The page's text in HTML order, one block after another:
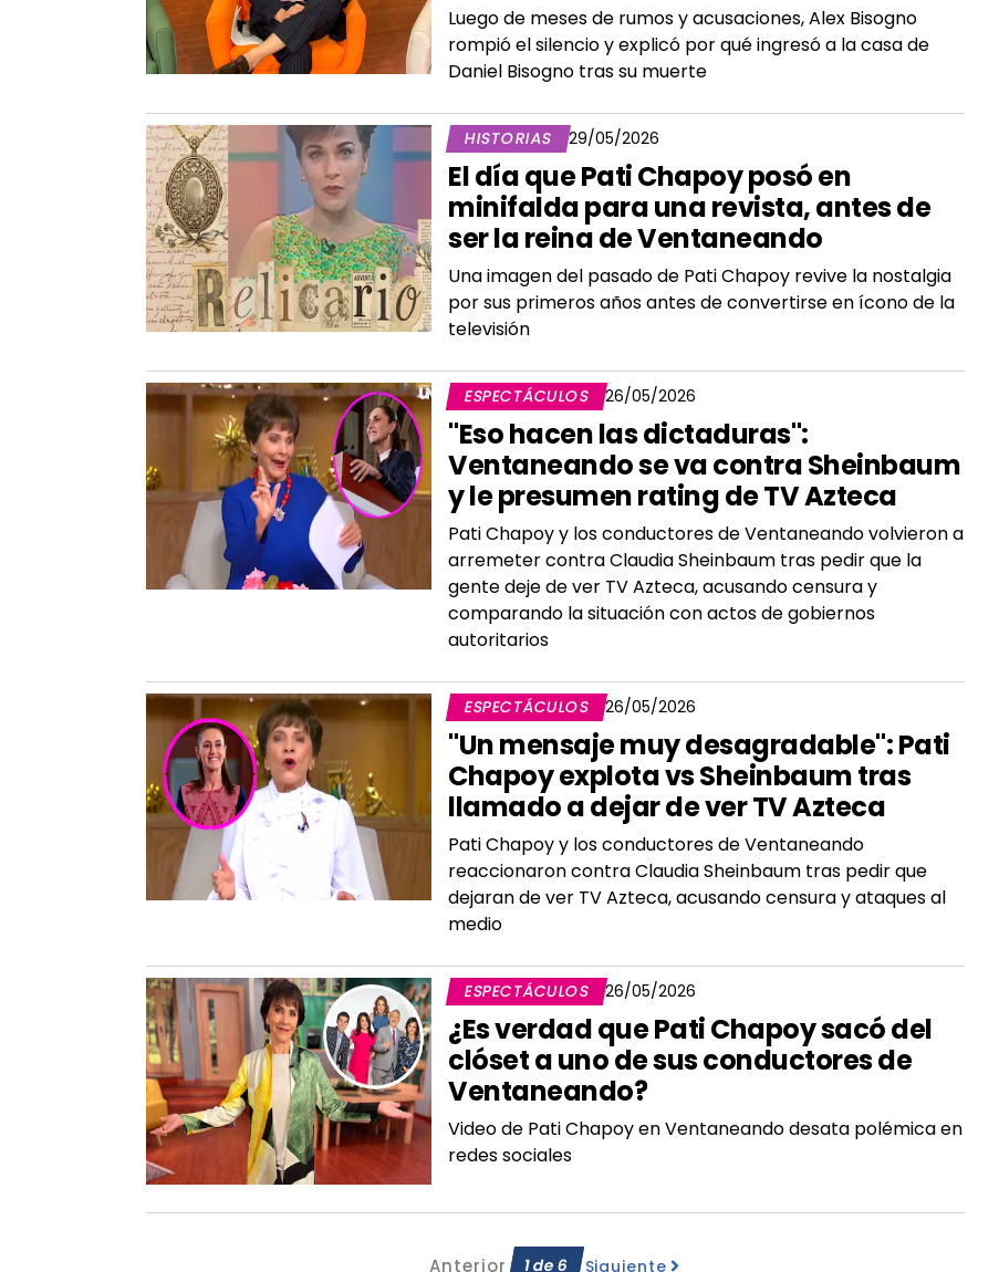
Luego de meses de rumos y acusaciones, Alex Bisogno
rompió el silencio y explicó por qué ingresó a la casa de
Daniel Bisogno tras su muerte
HISTORIAS 29/05/2026
El día que Pati Chapoy posó en
minifalda para una revista, antes de
ser la reina de Ventaneando
Una imagen del pasado de Pati Chapoy revive la nostalgia
por sus primeros años antes de convertirse en ícono de la
televisión
ESPECTÁCULOS 26/05/2026
"Eso hacen las dictaduras":
Ventaneando se va contra Sheinbaum
y le presumen rating de TV Azteca
Pati Chapoy y los conductores de Ventaneando volvieron a
arremeter contra Claudia Sheinbaum tras pedir que la
gente deje de ver TV Azteca, acusando censura y
comparando la situación con actos de gobiernos
autoritarios
ESPECTÁCULOS 26/05/2026
"Un mensaje muy desagradable": Pati
Chapoy explota vs Sheinbaum tras
llamado a dejar de ver TV Azteca
Pati Chapoy y los conductores de Ventaneando
reaccionaron contra Claudia Sheinbaum tras pedir que
dejaran de ver TV Azteca, acusando censura y ataques al
medio
ESPECTÁCULOS 26/05/2026
¿Es verdad que Pati Chapoy sacó del
clóset a uno de sus conductores de
Ventaneando?
Video de Pati Chapoy en Ventaneando desata polémica en
redes sociales
Anterior 1de6 Siguiente